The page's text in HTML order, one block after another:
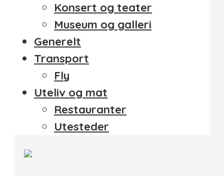
Konsert og teater
Museum og galleri
Generelt
Transport
Fly
Uteliv og mat
Restauranter
Utesteder